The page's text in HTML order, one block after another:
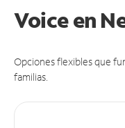
Voice en
Opciones flexibles que
familias.